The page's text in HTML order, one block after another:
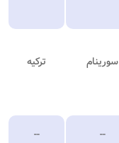
سورینام ترکیه
--
--